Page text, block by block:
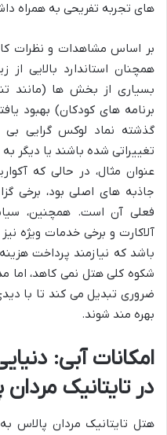
های تجربه تفریحی به همراه
بر اساس مشاهدات و نظرات
همچنان استاندارد بالایی
بسیاری از بخش ها (مانند
برنامه های کودکان) بهبود
گذشته نماد لوکس گرایی
تغییراتی شده باشند یا دیگر
عنوان مثال، در حالی که
جاذبه های اصلی بود، برخی
فعلی آن است. همچنین،
آلاکارت و برخی خدمات ویژه
باشد که نیازمند پرداخت
شکوه کلی هتل نمی کاهد، اما
ضروری تبدیل می کند تا با
بهره مند شوند.
امکانات آبی:
در تایتانیک
هتل تایتانیک مردان پالاس